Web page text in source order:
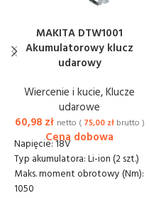
MAKITA DTW1001
Akumulatorowy klucz
udarowy
Wiercenie i kucie,Klucze
udarowe
60,98 zł netto ( 75,00 złbrutto )
Napięcie: 18V
Typ akumulatora: Li-ion (2 szt.)
Maks. moment obrotowy (Nm):
1050